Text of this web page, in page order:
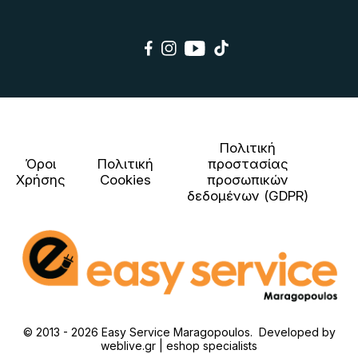
Όροι
Χρήσης
Πολιτική
Cookies
Πολιτική
προστασίας
προσωπικών
δεδομένων (GDPR)
© 2013 - 2026 Easy Service Maragopoulos. Developed by
weblive.gr | eshop specialists